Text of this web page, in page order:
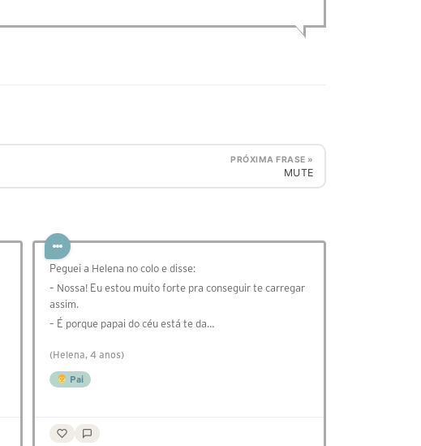
PRÓXIMA FRASE »
MUTE
Peguei a Helena no colo e disse:
– Nossa! Eu estou muito forte pra conseguir te carregar
assim.
– É porque papai do céu está te da…
(Helena, 4 anos)
Pai